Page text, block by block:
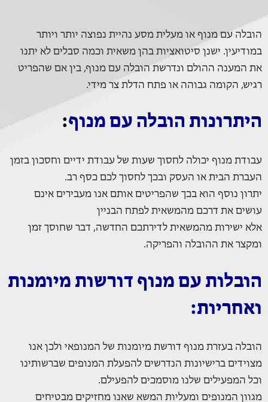
הובלה עם מנוף או מעלית מסע נהיית נפוצה יותר ויותר
במודיעין. ישנן סיטואציות בהן משאית וכמה סבלים לא יתנו
את המענה ההולם ונדרשת הובלה עם מנוף, בין אם שהפריט
רגיש, הקומה גבוהה או פתח הדלת צר מידי.
היתרונות הובלה עם מנוף:
עבודת מנוף יכולה לחסוך שעות של עבודת ידיים וחסכון בזמן
העברת הבית או העסק ובכך לחסוך לכם כסף רב.
יתרון נוסף הוא בכך שהפריטים אותם אנו מעבירים אינם
עושים את דרכם מהמשאית לפתח הבניין
אלא ישירות מהמשאית לדירתכם החדשה, דבר שחוסך זמן
ומקצר את ההובלה והפריקה.
הובלות עם מנוף דורשות מיומנות
ואחריות:
הובלה בעזרת מנוף דורשת מיומנות של המנופאי ולכן אנו
מצוידים ברישיונות הנדרשים להפעלת המנופים שברשותינו
וכל המפעילים שלנו מוסמכים להפעילם.
מגוון המנופים ומעליות המשא שאנו מחזיקים מבטיחים